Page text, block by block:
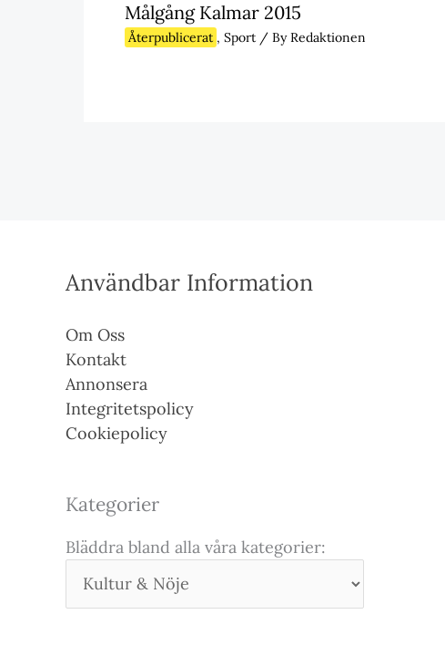
Målgång Kalmar 2015
Återpublicerat , Sport / ByRedaktionen
Användbar Information
Om Oss
Kontakt
Annonsera
Integritetspolicy
Cookiepolicy
Kategorier
Bläddra bland alla våra kategorier: